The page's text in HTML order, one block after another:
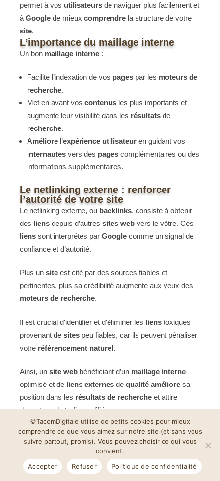
permet à vos utilisateurs de naviguer plus facilement et
à Google de mieux comprendre la structure de votre
site.
L’importance du maillage interne
Un bon maillage interne :
Facilite l’indexation de vos pages par les moteurs de
recherche.
Met en avant vos contenus les plus importants et
augmente leur visibilité dans les résultats de
recherche.
Améliore l’expérience utilisateur en guidant vos
internautes vers des pages complémentaires ou des
informations supplémentaires.
Le netlinking externe : renforcer
l’autorité de votre site
Le netlinking externe, ou backlinks, consiste à obtenir
des liens depuis d’autres sites web vers le vôtre. Ces
liens sont interprétés par Google comme un signal de
confiance et d’autorité.
Plus un site est cité par des sources fiables et
pertinentes, plus sa crédibilité augmente aux yeux des
moteurs de recherche.
Il est crucial d’identifier et d’éliminer les liens toxiques
provenant de sites peu fiables, car ils peuvent pénaliser
votre référencement naturel.
Ainsi, un site web bénéficiant d’un maillage interne
optimisé et de liens externes de qualité améliore sa
position dans les résultats de recherche et attire
davantage de trafic qualifié.
L’impact des réseaux sociaux sur le
référencement naturel
réseaux sociaux
croissant dans le SEO. Bien que lesliensissus de ces
🍪TacomDigitale utilise de petits cookies pour mieux
comprendre ce que vous aimez sur notre site (et sans vous
suivre partout, promis). Vous pouvez choisir ce qui vous
convient.
Accepter
Refuser Politique de confidentialité